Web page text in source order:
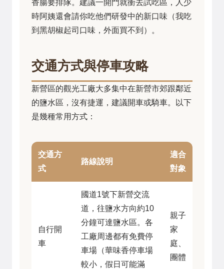
香腸要排隊。建議一開門就衝去試吃區，人少
時阿姨還會請你吃他們研發中的新口味（我吃
到黑胡椒起司口味，外面買不到）。
交通方式與停車攻略
新營區的觀光工廠大多集中在新營市郊跟鄰近
的鹽水區，沒有捷運，建議開車或騎車。以下
是幾種常用方式：
交通方
式
路線說明
適合
對象
自行開
車
國道1號下新營交流
道，往鹽水方向約10
分鐘可達鹽水區。各
工廠周邊都有免費停
車場（華味香停車場
較小，假日可能滿
親子
家
庭、
團體